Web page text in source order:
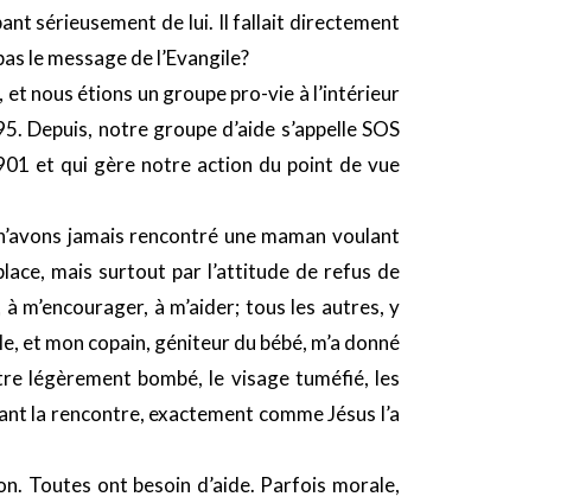
sérieusement de lui. Il fallait directement
le message de l’Evangile?
nous étions un groupe pro-vie à l’intérieur
Depuis, notre groupe d’aide s’appelle SOS
et qui gère notre action du point de vue
jamais rencontré une maman voulant
mais surtout par l’attitude de refus de
m’encourager, à m’aider; tous les autres, y
et mon copain, géniteur du bébé, m’a donné
légèrement bombé, le visage tuméfié, les
la rencontre, exactement comme Jésus l’a
Toutes ont besoin d’aide. Parfois morale,